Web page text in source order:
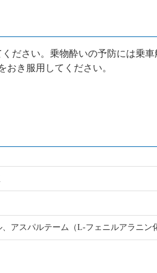
ださい。乗物酔いの予防には乗
おき服用してください。
アスパルテーム（L-フェニルアラニン